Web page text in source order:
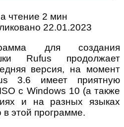
чтение 2 мин
22.01.2023
для создания
Rufus продолжает
версия, на момент
3.6 имеет приятную
с Windows 10 (а также
и на разных языках
этой программе.